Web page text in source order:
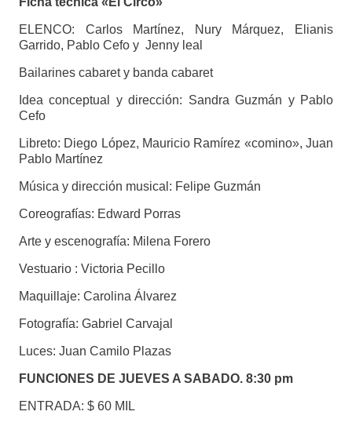
ELENCO: Carlos Martínez, Nury Márquez, Elianis
Garrido, Pablo Cefo y Jenny leal
Bailarines cabaret y banda cabaret
Idea conceptual y dirección: Sandra Guzmán y Pablo
Cefo
Libreto: Diego López, Mauricio Ramírez «comino», Juan
Pablo Martínez
Música y dirección musical: Felipe Guzmán
Coreografías: Edward Porras
Arte y escenografía: Milena Forero
Vestuario : Victoria Pecillo
Maquillaje: Carolina Álvarez
Fotografía: Gabriel Carvajal
Luces: Juan Camilo Plazas
FUNCIONES DE JUEVES A SABADO. 8:30 pm
ENTRADA: $ 60 MIL